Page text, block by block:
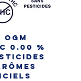
ogm
0.00 %